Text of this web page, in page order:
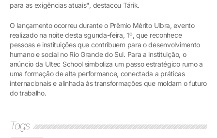
para as exigências atuais", destacou Tárik.
O lançamento ocorreu durante o Prêmio Mérito Ulbra, evento
realizado na noite desta sgunda-feira, 1º, que reconhece
pessoas e instituições que contribuem para o desenvolvimento
humano e social no Rio Grande do Sul. Para a instituição, o
anúncio da Ultec School simboliza um passo estratégico rumo a
uma formação de alta performance, conectada a práticas
internacionais e alinhada às transformações que moldam o futuro
do trabalho.
Tags